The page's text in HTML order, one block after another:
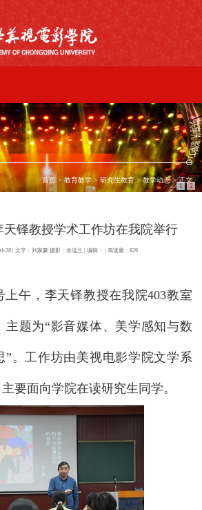
1 2
首页 > 教育教学> 研究生教育>教学动态> 正文
天铎教授学术工作坊在我院举行
28 | 文字：刘家豪 摄影：余溢兰 | 编辑： | 阅读量： 829
上午，李天铎教授在我院403教室
主题为“影音媒体、美学感知与数
”。工作坊由美视电影学院文学系
要面向学院在读研究生同学。